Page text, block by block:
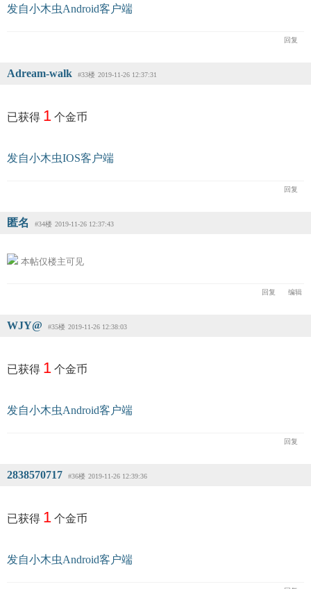
发自小木虫Android客户端
回复
Adream-walk #33楼 2019-11-26 12:37:31
已获得 1 个金币
发自小木虫IOS客户端
回复
匿名 #34楼 2019-11-26 12:37:43
本帖仅楼主可见
回复 编辑
WJY@ #35楼 2019-11-26 12:38:03
已获得 1 个金币
发自小木虫Android客户端
回复
2838570717 #36楼 2019-11-26 12:39:36
已获得 1 个金币
发自小木虫Android客户端